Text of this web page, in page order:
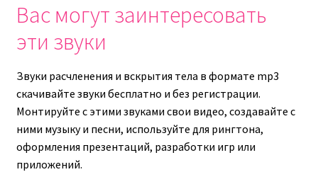
Вас могут заинтересовать
эти звуки
Звуки расчленения и вскрытия тела в формате mp3
скачивайте звуки бесплатно и без регистрации.
Монтируйте с этими звуками свои видео, создавайте с
ними музыку и песни, используйте для рингтона,
оформления презентаций, разработки игр или
приложений.